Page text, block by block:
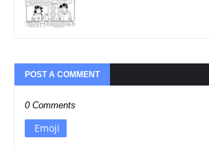
POST A COMMENT
0 Comments
Emoji